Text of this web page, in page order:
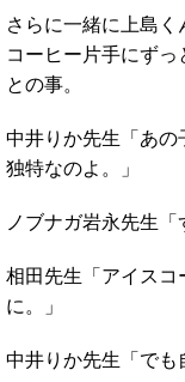
さらに一緒に上島
コーヒー片手にず
との事。
中井りか先生「あの
独特なのよ。」
ノブナガ岩永先生「
相田先生「アイスコ
に。」
中井りか先生「でも